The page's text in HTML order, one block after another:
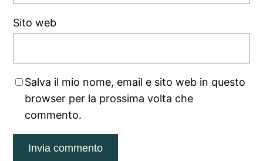
Sito web
Salva il mio nome, email e sito web in questo
browser per la prossima volta che
commento.